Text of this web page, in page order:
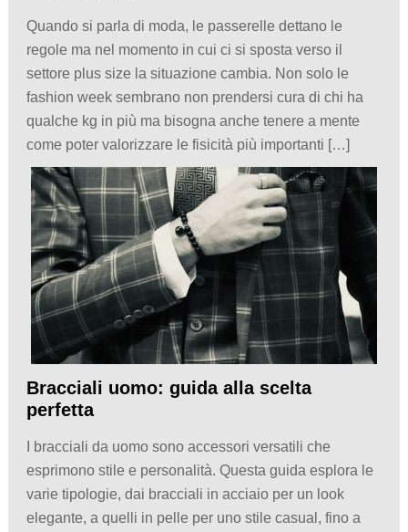
Quando si parla di moda, le passerelle dettano le
regole ma nel momento in cui ci si sposta verso il
settore plus size la situazione cambia. Non solo le
fashion week sembrano non prendersi cura di chi ha
qualche kg in più ma bisogna anche tenere a mente
come poter valorizzare le fisicità più importanti […]
Bracciali uomo: guida alla scelta
perfetta
I bracciali da uomo sono accessori versatili che
esprimono stile e personalità. Questa guida esplora le
varie tipologie, dai bracciali in acciaio per un look
elegante, a quelli in pelle per uno stile casual, fino a